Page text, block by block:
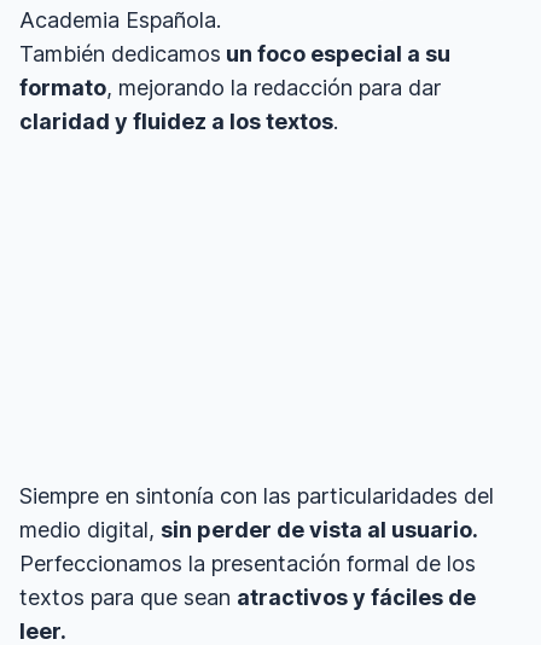
Academia Española.
También dedicamos un foco especial a su
formato, mejorando la redacción para dar
claridad y fluidez a los textos.
Siempre en sintonía con las particularidades del
medio digital, sin perder de vista al usuario.
Perfeccionamos la presentación formal de los
textos para que sean atractivos y fáciles de
leer.